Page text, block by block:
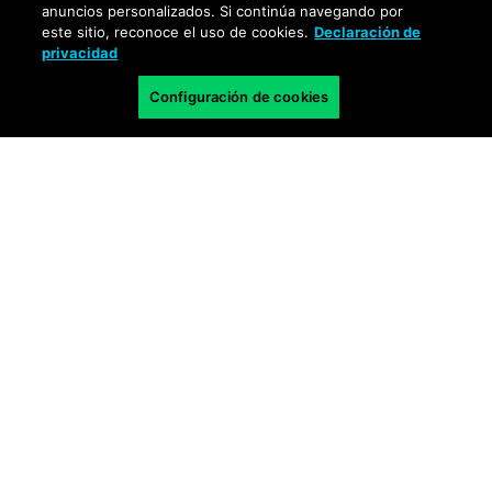
anuncios personalizados. Si continúa navegando por
este sitio, reconoce el uso de cookies. Declaración de
privacidad
Configuración de cookies